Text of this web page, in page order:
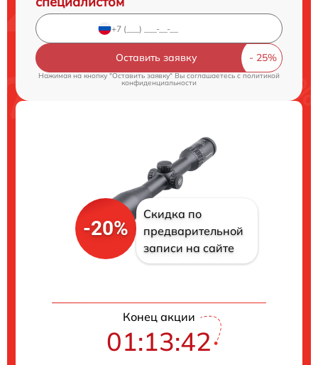
Оставить заявку
Нажимая на кнопку "Оставить заявку" Вы соглашаетесь c политикой
конфиденциальности
-20%
Скидка по
предварительной
записи на сайте
Конец акции
01:13:41